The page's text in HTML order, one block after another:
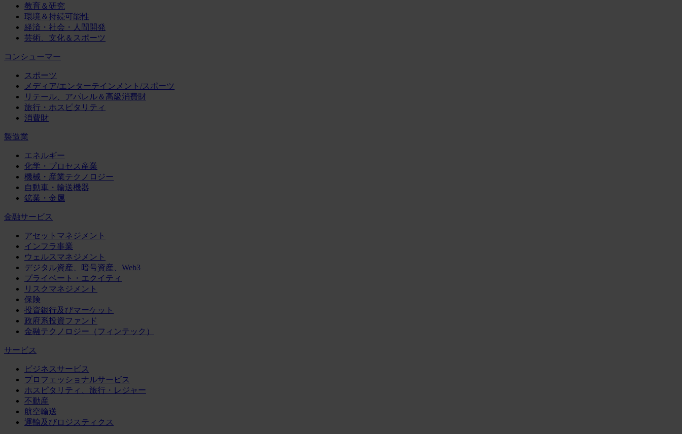
教育＆研究
環境＆持続可能性
経済・社会・人間開発
芸術、文化＆スポーツ
コンシューマー
スポーツ
メディア/エンターテインメント/スポーツ
リテール、アパレル＆高級消費財
旅行・ホスピタリティ
消費財
製造業
エネルギー
化学・プロセス産業
機械・産業テクノロジー
自動車・輸送機器
鉱業・金属
金融サービス
アセットマネジメント
インフラ事業
ウェルスマネジメント
デジタル資産、暗号資産、Web3
プライベート・エクイティ
リスクマネジメント
保険
投資銀行及びマーケット
政府系投資ファンド
金融テクノロジー（フィンテック）
サービス
ビジネスサービス
プロフェッショナルサービス
ホスピタリティ、旅行・レジャー
不動産
航空輸送
運輸及びロジスティクス